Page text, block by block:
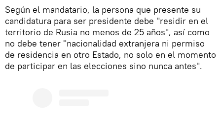
Según el mandatario, la persona que presente su
candidatura para ser presidente debe "residir en el
territorio de Rusia no menos de 25 años", así como
no debe tener "nacionalidad extranjera ni permiso
de residencia en otro Estado, no solo en el momento
de participar en las elecciones sino nunca antes".